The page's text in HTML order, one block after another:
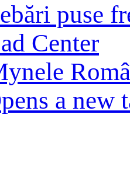
puse
Center
a new